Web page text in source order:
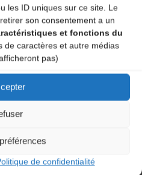
les ID uniques sur ce site. Le
son consentement a un
et fonctions du
de caractères et autre médias
pas)
de confidentialité
souvenirs en tant que
me souvienne date de ma
dans la chorale, et tous les
de chorales au théâtre
qui me remplissait de joie
d’être au milieu de ce grand
dans les quelles on se
les meilleurs souvenirs,